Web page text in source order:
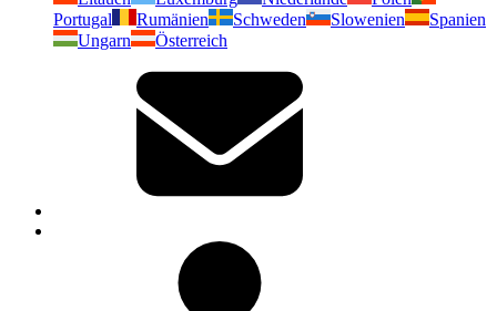
Portugal
Rumänien Schweden Slowenien
Spanien
Ungarn
Österreich